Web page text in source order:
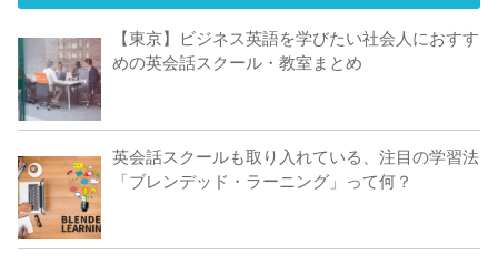
【東京】ビジネス英語を学びたい社会人におすす
めの英会話スクール・教室まとめ
英会話スクールも取り入れている、注目の学習法
「ブレンデッド・ラーニング」って何？